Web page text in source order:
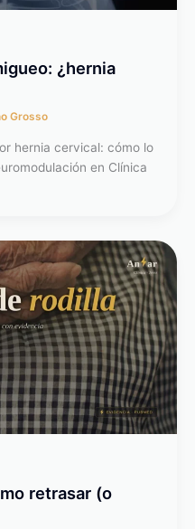
¿hernia
Grosso
hernia cervical: cómo lo
en Clínica
retrasar (o